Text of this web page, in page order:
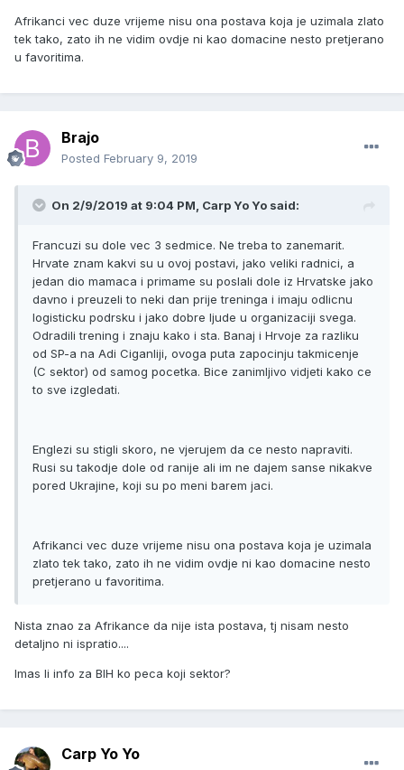
Afrikanci vec duze vrijeme nisu ona postava koja je uzimala zlato
tek tako, zato ih ne vidim ovdje ni kao domacine nesto pretjerano
u favoritima.
Brajo
Posted February 9, 2019
On 2/9/2019 at 9:04 PM, Carp Yo Yo said:
Francuzi su dole vec 3 sedmice. Ne treba to zanemarit.
Hrvate znam kakvi su u ovoj postavi, jako veliki radnici, a
jedan dio mamaca i primame su poslali dole iz Hrvatske jako
davno i preuzeli to neki dan prije treninga i imaju odlicnu
logisticku podrsku i jako dobre ljude u organizaciji svega.
Odradili trening i znaju kako i sta. Banaj i Hrvoje za razliku
od SP-a na Adi Ciganliji, ovoga puta zapocinju takmicenje
(C sektor) od samog pocetka. Bice zanimljivo vidjeti kako ce
to sve izgledati.
Englezi su stigli skoro, ne vjerujem da ce nesto napraviti.
Rusi su takodje dole od ranije ali im ne dajem sanse nikakve
pored Ukrajine, koji su po meni barem jaci.
Afrikanci vec duze vrijeme nisu ona postava koja je uzimala
zlato tek tako, zato ih ne vidim ovdje ni kao domacine nesto
pretjerano u favoritima.
Nista znao za Afrikance da nije ista postava, tj nisam nesto
detaljno ni ispratio....
Imas li info za BIH ko peca koji sektor?
Carp Yo Yo